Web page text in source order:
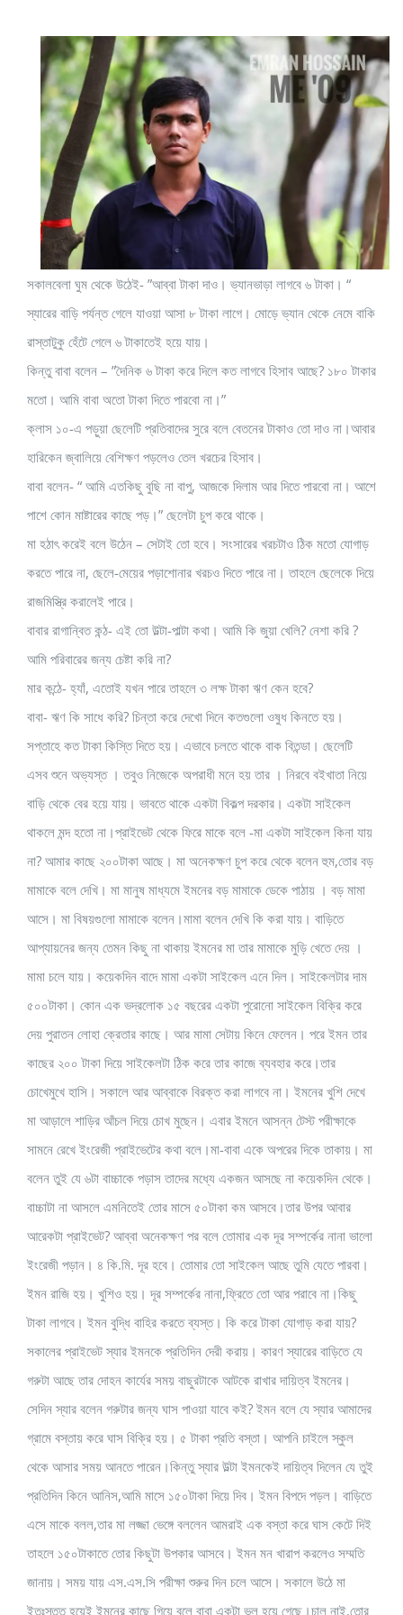
সকালবেলা ঘুম থেকে উঠেই- ”আব্বা টাকা দাও। ভ্যানভাড়া লাগবে ৬ টাকা। “
স্যারের বাড়ি পর্যন্ত গেলে যাওয়া আসা ৮ টাকা লাগে। মোড়ে ভ্যান থেকে নেমে বাকি
রাস্তাটুকু হেঁটে গেলে ৬ টাকাতেই হয়ে যায়।
কিন্তু বাবা বলেন – ”দৈনিক ৬ টাকা করে দিলে কত লাগবে হিসাব আছে? ১৮০ টাকার
মতো। আমি বাবা অতো টাকা দিতে পারবো না।”
ক্লাস ১০-এ পড়ুয়া ছেলেটি প্রতিবাদের সুরে বলে বেতনের টাকাও তো দাও না।আবার
হারিকেন জ্বালিয়ে বেশিক্ষণ পড়লেও তেল খরচের হিসাব।
বাবা বলেন- “ আমি এতকিছু বুছি না বাপু, আজকে দিলাম আর দিতে পারবো না। আশে
পাশে কোন মাষ্টারের কাছে পড়।” ছেলেটা চুপ করে থাকে।
মা হঠাৎ করেই বলে উঠেন – সেটাই তো হবে। সংসারের খরচটাও ঠিক মতো যোগাড়
করতে পারে না, ছেলে-মেয়ের পড়াশোনার খরচও দিতে পারে না। তাহলে ছেলেকে দিয়ে
রাজমিস্ত্রি করালেই পারে।
বাবার রাগান্বিত কন্ঠ- এই তো উল্টা-পাল্টা কথা। আমি কি জুয়া খেলি? নেশা করি ?
আমি পরিবারের জন্য চেষ্টা করি না?
মার কন্ঠে- হ্যাঁ, এতোই যখন পারে তাহলে ৩ লক্ষ টাকা ঋণ কেন হবে?
বাবা- ঋণ কি সাধে করি? চিন্তা করে দেখো দিনে কতগুলো ওষুধ ‍কিনতে হয়।
সপ্তাহে কত টাকা কিস্তি দিতে হয়। এভাবে চলতে থাকে বাক বিতন্ডা। ছেলেটি
এসব শুনে অভ্যস্ত । তবুও নিজেকে অপরাধী মনে হয় তার । নিরবে বইখাতা নিয়ে
বাড়ি থেকে বের হয়ে যায়। ভাবতে থাকে একটা বিকল্প দরকার। একটা সাইকেল
থাকলে মন্দ হতো না।প্রাইভেট থেকে ফিরে মাকে বলে -মা একটা সাইকেল কিনা যায়
না? আমার কাছে ২০০টাকা আছে। মা অনেকক্ষণ চুপ করে থেকে বলেন হুম,তোর বড়
মামাকে বলে দেখি। মা মানুষ মাধ্যমে ইমনের বড় মামাকে ডেকে পাঠায় । বড় মামা
আসে। মা বিষয়গুলো মামাকে বলেন।মামা বলেন দেখি কি করা যায়। বাড়িতে
আপ্যায়নের জন্য তেমন কিছু না থাকায় ইমনের মা তার মামাকে মুড়ি খেতে দেয় ।
মামা চলে যায়। কয়েকদিন বাদে মামা একটা সাইকেল এনে দিল। সাইকেলটার দাম
৫০০টাকা। কোন এক ভদ্রলোক ১৫ বছরের একটা পুরোনো সাইকেল বিক্রি করে
দেয় পুরাতন লোহা ক্রেতার কাছে। আর মামা সেটায় কিনে ফেলেন। পরে ইমন তার
কাছের ২০০ টাকা দিয়ে সাইকেলটা ঠিক করে তার কাজে ব্যবহার করে।তার
চোখেমুখে হাসি। সকালে আর আব্বাকে বিরক্ত করা লাগবে না। ইমনের খুশি দেখে
মা আড়ালে শাড়ির আঁচল দিয়ে চোখ মুছেন। এবার ইমনে আসন্ন টেস্ট পরীক্ষাকে
সামনে রেখে ইংরেজী প্রাইভেটের কথা বলে।মা-বাবা একে অপরের দিকে তাকায়। মা
বলেন তুই যে ৬টা বাচ্চাকে পড়াস তাদের মধ্যে একজন আসছে না কয়েকদিন থেকে।
বাচ্চাটা না আসলে এমনিতেই তোর মাসে ৫০টাকা কম আসবে।তার উপর আবার
আরেকটা প্রাইভেট? আব্বা অনেকক্ষণ পর বলে তোমার এক দূর সম্পর্কের নানা ভালো
ইংরেজী পড়ান। ৪ কি.মি. দূর হবে। তোমার তো সাইকেল আছে তুমি যেতে পারবা।
ইমন রাজি হয়। খুশিও হয়। দূর সম্পর্কের নানা,ফ্রিতে তো আর পরাবে না।কিছু
টাকা লাগবে। ইমন বুদ্ধি বাহির করতে ব্যস্ত। কি করে টাকা যোগাড় করা যায়?
সকালের প্রাইভেট স্যার ইমনকে প্রতিদিন দেরী করায়। কারণ স্যারের বাড়িতে যে
গরুটা আছে তার দোহন কার্যের সময় বাছুরটাকে আটকে রাখার দায়িত্ব ইমনের।
সেদিন স্যার বলেন গরুটার জন্য ঘাস পাওয়া যাবে কই? ইমন বলে যে স্যার আমাদের
গ্রামে বস্তায় করে ঘাস বিক্রি হয়। ৫ টাকা প্রতি বস্তা। আপনি চাইলে স্কুল
থেকে আসার সময় আনতে পারেন।কিন্তু স্যার উল্টা ইমনকেই দায়িত্ব দিলেন যে তুই
প্রতিদিন কিনে আনিস,আমি মাসে ১৫০টাকা দিয়ে দিব। ইমন বিপদে পড়ল। বাড়িতে
এসে মাকে বলল,তার মা লজ্জা ভেঙ্গে বললেন আমরাই এক বস্তা করে ঘাস কেটে দিই
তাহলে ১৫০টাকাতে তোর কিছুটা উপকার আসবে। ইমন মন খারাপ করলেও সম্মতি
জানায়। সময় যায় এস.এস.সি পরীক্ষা শুরুর দিন চলে আসে। সকালে উঠে মা
ইতঃস্তত হয়েই ইমনের কাছে গিয়ে বলে বাবা একটা ভুল হয়ে গেছে।চাল নাই,তোর